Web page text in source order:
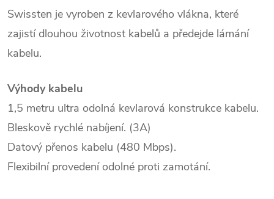
Swissten je vyroben z kevlarového vlákna, které
zajistí dlouhou životnost kabelů a předejde lámání
kabelu.
Výhody kabelu
1,5 metru ultra odolná kevlarová konstrukce kabelu.
Bleskově rychlé nabíjení. (3A)
Datový přenos kabelu (480 Mbps).
Flexibilní provedení odolné proti zamotání.